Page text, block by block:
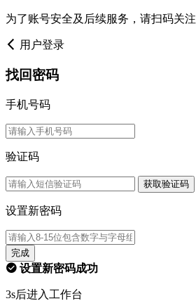
为了账号安全及后续服务，请扫码关注
用户登录
找回密码
手机号码
验证码
获取验证码
设置新密码
完成
设置新密码成功
3s后进入工作台